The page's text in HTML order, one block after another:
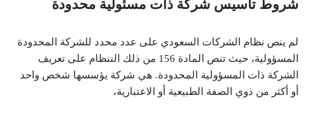
شروط تأسيس شركة ذات مسئولية محدودة
لم ينص نظام الشركات السعودي على عدد محدد للشركة المحدودة
المسؤولية، حيث تنص المادة 156 من ذلك الننظام على تعريف
الشركة ذات المسؤولية المحدودة. هي شركة يؤسسها شخص واحد
أو أكثر من ذوي الصفة الطبيعية أو الاعتبارية،